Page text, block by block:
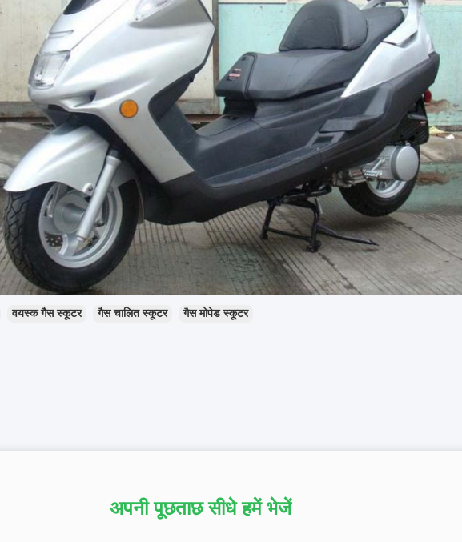
वयस्क गैस स्कूटर गैस चालित स्कूटर गैस मोपेड स्कूटर
अपनी पूछताछ सीधे हमें भेजें